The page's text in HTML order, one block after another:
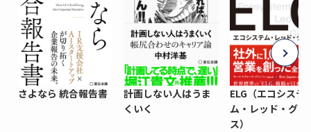
さよなら 統合報告書
計画しない人はうま
くいく
ELG（エコシステ
ム・レッド・グロ
ス）